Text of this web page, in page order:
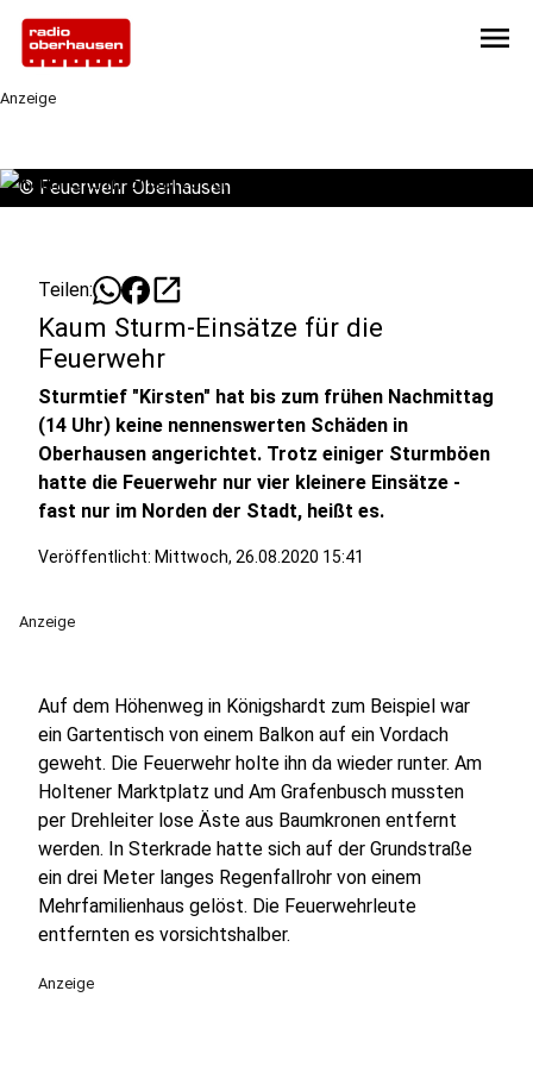
menu
Anzeige
© Feuerwehr Oberhausen
Teilen: open_in_new
Kaum Sturm-Einsätze für die
Feuerwehr
Sturmtief "Kirsten" hat bis zum frühen Nachmittag
(14 Uhr) keine nennenswerten Schäden in
Oberhausen angerichtet. Trotz einiger Sturmböen
hatte die Feuerwehr nur vier kleinere Einsätze -
fast nur im Norden der Stadt, heißt es.
Veröffentlicht: Mittwoch, 26.08.2020 15:41
Anzeige
Auf dem Höhenweg in Königshardt zum Beispiel war
ein Gartentisch von einem Balkon auf ein Vordach
geweht. Die Feuerwehr holte ihn da wieder runter. Am
Holtener Marktplatz und Am Grafenbusch mussten
per Drehleiter lose Äste aus Baumkronen entfernt
werden. In Sterkrade hatte sich auf der Grundstraße
ein drei Meter langes Regenfallrohr von einem
Mehrfamilienhaus gelöst. Die Feuerwehrleute
entfernten es vorsichtshalber.
Anzeige